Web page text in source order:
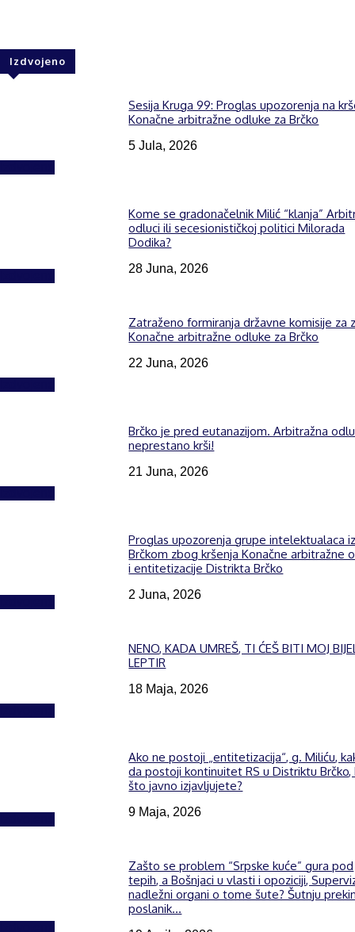
Izdvojeno
Sesija Kruga 99: Proglas upozorenja na
Konačne arbitražne odluke za Brčko
5 Jula, 2026
Kome se gradonačelnik Milić “klanja”
odluci ili secesionističkoj politici Milorada
Dodika?
28 Juna, 2026
Zatraženo formiranja državne komisije za
Konačne arbitražne odluke za Brčko
22 Juna, 2026
Brčko je pred eutanazijom. Arbitražna
neprestano krši!
21 Juna, 2026
Proglas upozorenja grupe intelektualaca
Brčkom zbog kršenja Konačne arbitražne
i entitetizacije Distrikta Brčko
2 Juna, 2026
NENO, KADA UMREŠ, TI ĆEŠ BITI MOJ
LEPTIR
18 Maja, 2026
Ako ne postoji „entitetizacija“, g. Miliću,
da postoji kontinuitet RS u Distriktu Brčko,
što javno izjavljujete?
9 Maja, 2026
Zašto se problem “Srpske kuće” gura pod
tepih, a Bošnjaci u vlasti i opoziciji,
nadležni organi o tome šute? Šutnju
poslanik...